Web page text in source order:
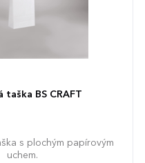
taška BS CRAFT
s plochým papírovým
uchem.